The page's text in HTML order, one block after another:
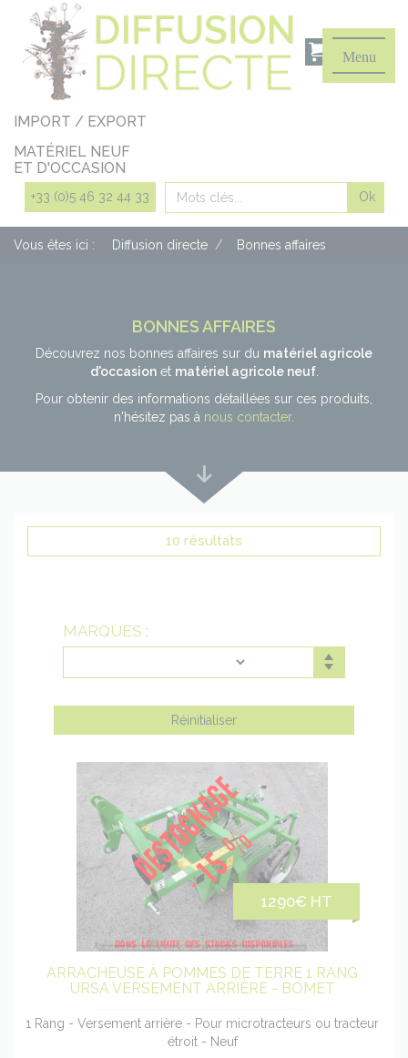
Menu
IMPORT / EXPORT
MATÉRIEL NEUF
ET D'OCCASION
+33 (0)5 46 32 44 33 Rechercher
Vous êtes ici : Diffusion directe Bonnes affaires
BONNES AFFAIRES
Découvrez nos bonnes affaires sur du matériel agricole
d'occasionet matériel agricole neuf.
Pour obtenir des informations détaillées sur ces produits,
n'hésitez pas à nous contacter.
Lire
plus
bas
10 résultats
MARQUES :
1290€ HT
produit
ARRACHEUSE À POMMES DE TERRE 1 RANG
URSA VERSEMENT ARRIÈRE - BOMET
1 Rang - Versement arrière - Pour microtracteurs ou tracteur
étroit - Neuf
Panneau de gestion des cookies